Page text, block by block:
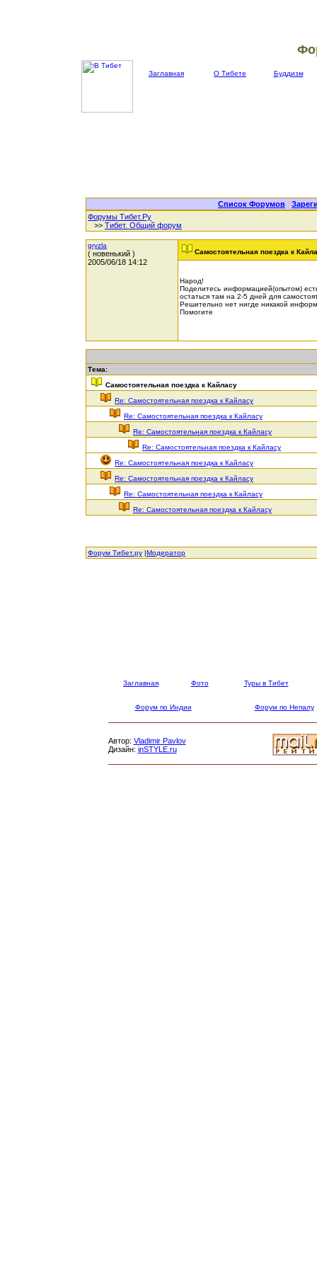
Заглавная О Тибете Буддизм
Список Форумов |
Форумы Тибет.Ру
>> Тибет. Общий форум
gryzla
( новенький )
2005/06/18 14:12
Самостоятельная поездка к
Народ!
Поделитесь информацией(опытом)
остаться там на 2-5 дней для
Решительно нет нигде никакой
Помогите
Тема:
Самостоятельная поездка к Кайласу
Re: Самостоятельная поездка к Кайласу
Re: Самостоятельная поездка к Кайласу
Re: Самостоятельная поездка к Кайласу
Re: Самостоятельная поездка к Кайласу
Re: Самостоятельная поездка к Кайласу
Re: Самостоятельная поездка к Кайласу
Re: Самостоятельная поездка к Кайласу
Re: Самостоятельная поездка к Кайласу
Форум Тибет.ру |Модератор
Заглавная Фото Туры в Тибет
Форум по Индии Форум по Непалу
Автор: Vladimir Pavlov
Дизайн: inSTYLE.ru